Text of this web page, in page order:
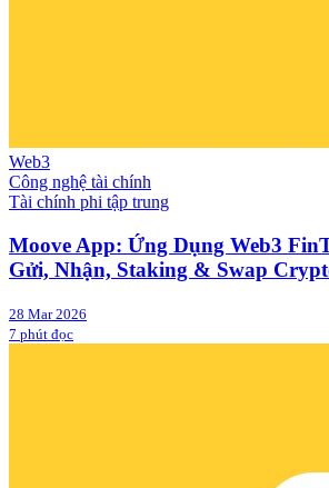
Web3
Công nghệ tài chính
Tài chính phi tập trung
Moove App: Ứng Dụng Web3
Gửi, Nhận, Staking & Swap
28 Mar 2026
7 phút đọc